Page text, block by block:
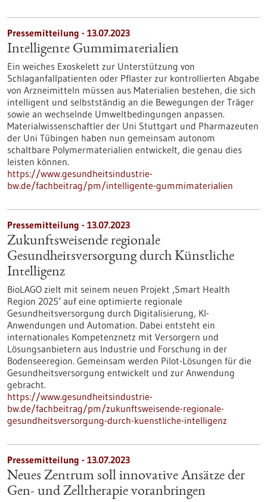
Pressemitteilung - 13.07.2023
Intelligente Gummimaterialien
Ein weiches Exoskelett zur Unterstützung von
Schlaganfallpatienten oder Pflaster zur kontrollierten Abgabe
von Arzneimitteln müssen aus Materialien bestehen, die sich
intelligent und selbstständig an die Bewegungen der Träger
sowie an wechselnde Umweltbedingungen anpassen.
Materialwissenschaftler der Uni Stuttgart und Pharmazeuten
der Uni Tübingen haben nun gemeinsam autonom
schaltbare Polymermaterialien entwickelt, die genau dies
leisten können.
https://www.gesundheitsindustrie-
bw.de/fachbeitrag/pm/intelligente-gummimaterialien
Pressemitteilung - 13.07.2023
Zukunftsweisende regionale
Gesundheitsversorgung durch Künstliche
Intelligenz
BioLAGO zielt mit seinem neuen Projekt ‚Smart Health
Region 2025‘ auf eine optimierte regionale
Gesundheitsversorgung durch Digitalisierung, KI-
Anwendungen und Automation. Dabei entsteht ein
internationales Kompetenznetz mit Versorgern und
Lösungsanbietern aus Industrie und Forschung in der
Bodenseeregion. Gemeinsam werden Pilot-Lösungen für die
Gesundheitsversorgung entwickelt und zur Anwendung
gebracht.
https://www.gesundheitsindustrie-
bw.de/fachbeitrag/pm/zukunftsweisende-regionale-
gesundheitsversorgung-durch-kuenstliche-intelligenz
Pressemitteilung - 13.07.2023
Neues Zentrum soll innovative Ansätze der
Gen- und Zelltherapie voranbringen